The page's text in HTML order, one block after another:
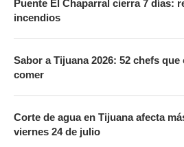
Puente El Chaparral cierra 7 días:
incendios
Sabor a Tijuana 2026: 52 chefs
comer
Corte de agua en Tijuana afecta
viernes 24 de julio